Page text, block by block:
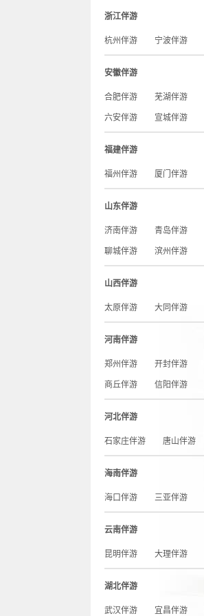
浙江伴游
杭州伴游 宁波伴游
安徽伴游
合肥伴游 芜湖伴游
六安伴游 宣城伴游
福建伴游
福州伴游 厦门伴游
山东伴游
济南伴游 青岛伴游
聊城伴游 滨州伴游
山西伴游
太原伴游 大同伴游
河南伴游
郑州伴游 开封伴游
商丘伴游 信阳伴游
河北伴游
石家庄伴游 唐山伴游
海南伴游
海口伴游 三亚伴游
云南伴游
昆明伴游 大理伴游
湖北伴游
武汉伴游 宜昌伴游